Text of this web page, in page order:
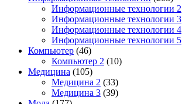
Информационные технологии 2
Информационные технологии 3
Информационные технологии 4
Информационные технологии 5
Компьютер (46)
Компьютер 2 (10)
Медицина (105)
Медицина 2 (33)
Медицина 3 (39)